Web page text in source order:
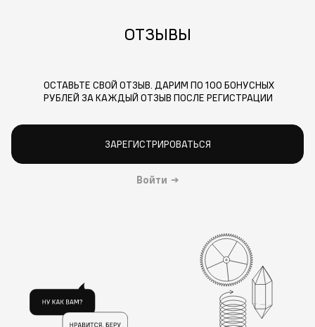
ОТЗЫВЫ
ОСТАВЬТЕ СВОЙ ОТЗЫВ. ДАРИМ ПО 100 БОНУСНЫХ
РУБЛЕЙ ЗА КАЖДЫЙ ОТЗЫВ ПОСЛЕ РЕГИСТРАЦИИ
ЗАРЕГИСТРИРОВАТЬСЯ
Войти →